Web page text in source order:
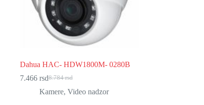
Dahua HAC- HDW1800M- 0280B
8.784rsd
Originalna
cena
7.466 rsdTrenutna
cena
Kamere, Video nadzor